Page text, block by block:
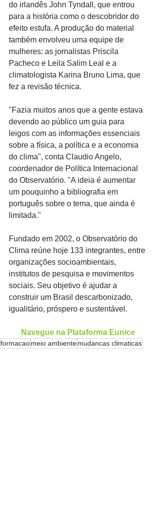
do irlandês John Tyndall, que entrou
para a história como o descobridor do
efeito estufa. A produção do material
também envolveu uma equipe de
mulheres: as jornalistas Priscila
Pacheco e Leila Salim Leal e a
climatologista Karina Bruno Lima, que
fez a revisão técnica.
"Fazia muitos anos que a gente estava
devendo ao público um guia para
leigos com as informações essenciais
sobre a física, a política e a economia
do clima", conta Claudio Angelo,
coordenador de Política Internacional
do Observatório. "A ideia é aumentar
um pouquinho a bibliografia em
português sobre o tema, que ainda é
limitada."
Fundado em 2002, o Observatório do
Clima reúne hoje 133 integrantes, entre
organizações socioambientais,
institutos de pesquisa e movimentos
sociais. Seu objetivo é ajudar a
construir um Brasil descarbonizado,
igualitário, próspero e sustentável.
Navegue na Plataforma Eunice
formacaomeio ambientemudancas climaticas